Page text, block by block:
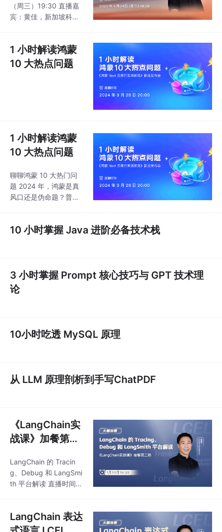
（周三）19:30 直播嘉
宾：黄佳，新加坡科研
1 小时解读鸿蒙
10 大热点问题
1 小时解读鸿蒙
10 大热点问题
聊聊鸿蒙 10 大热门问
题 2024 年，鸿蒙是真
风口还是伪命题？普通
10 小时掌握 Java 进阶必备技术栈
3 小时掌握 Prompt 核心技巧与 GPT 技术理
论
10小时吃透 MySQL 原理
从 LLM 原理剖析到手写ChatPDF
《LangChain实
战课》加餐第二
LangChain 的 Tracin
g、Debug 和 LangSmi
th 平台解读 直播时间：
席研究员
LangChain 表达